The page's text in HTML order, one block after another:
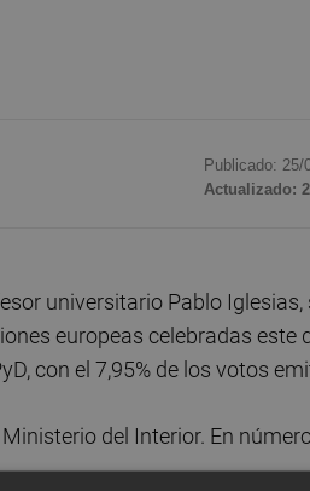
Publicado: 25/
Actualizado:
universitario Pablo Iglesias,
europeas celebradas este
con el 7,95% de los votos
del Interior. En